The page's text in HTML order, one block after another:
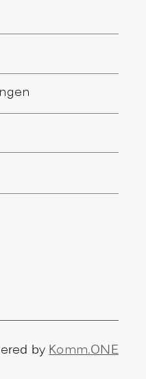
byKomm.ONE